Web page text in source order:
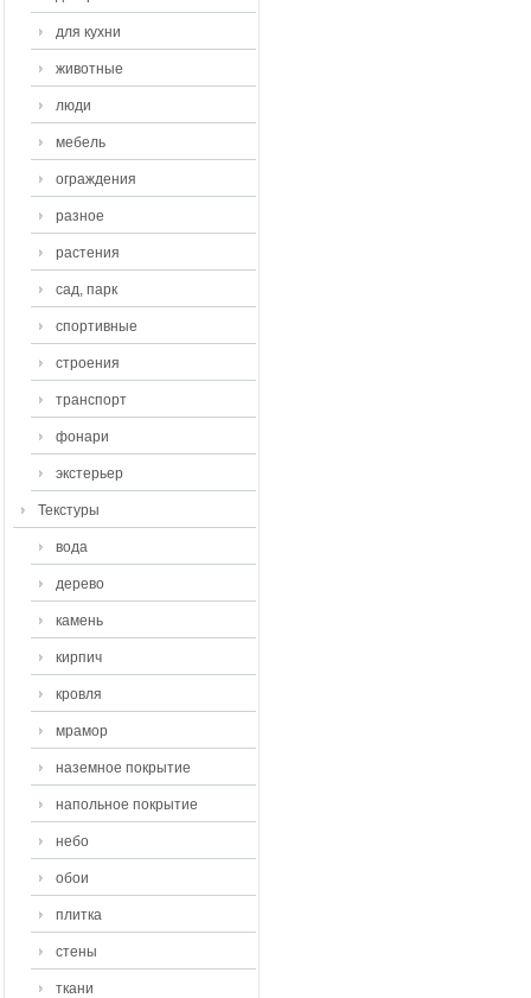
для кухни
животные
люди
мебель
ограждения
разное
растения
сад, парк
спортивные
строения
транспорт
фонари
экстерьер
Текстуры
вода
дерево
камень
кирпич
кровля
мрамор
наземное покрытие
напольное покрытие
небо
обои
плитка
стены
ткани